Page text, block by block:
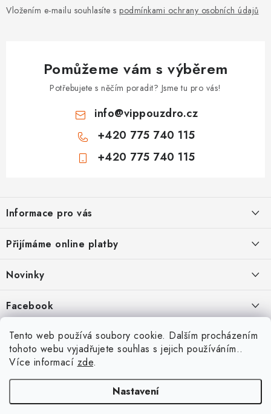
Tento web používá soubory cookie. Dalším procházením
tohoto webu vyjadřujete souhlas s jejich používáním..
Více informací zde.
Nastavení
Vložením e-mailu souhlasíte s podmínkami ochrany osobních údajů
Pomůžeme vám s výběrem
Potřebujete s něčím poradit? Jsme tu pro vás!
info@vippouzdro.cz
+420 775 740 115
+420 775 740 115
p
a
Informace pro vás
Jak nakupovat
Ochrana osobních údajů
Hodnocení obchodu
Doprava a platba
Vrácení zboží a reklamace
Přijímáme online platby
Novinky
Kryty, pouzdra, obaly na mobil Apple iPhone.
11.9.2022
Nová skla pro vaši ochranu
22.8.2020
Designové kryty pro Xiaomi
Facebook
Heureka Recenze obchodu